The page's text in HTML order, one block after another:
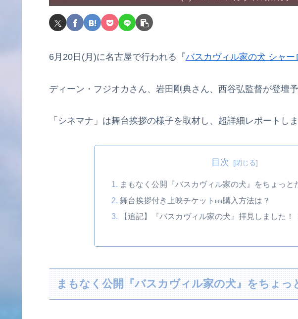
6月20日(月)に名古屋で行われる『バスカヴィル家の犬 シャー
ディーン・フジオカさん、岩田剛典さん、西谷弘監督が登壇予
「シネマナ」は舞台挨拶の様子を取材し、超詳細レポートし
目次
まもなく公開『バスカヴィル家の犬』をちょっと
舞台挨拶付き上映チケット🎫購入方法は？
【追記】『バスカヴィル家の犬』拝見しました！
まもなく公開『バスカヴィル家の犬』をちょっ